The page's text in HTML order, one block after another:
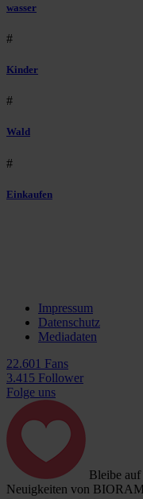
wasser
#
Kinder
#
Wald
#
Einkaufen
Impressum
Datenschutz
Mediadaten
22.601 Fans
3.415 Follower
Folge uns
Bleibe auf
Neuigkeiten von